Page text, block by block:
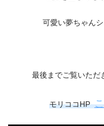
可愛い夢ちゃん
最後までご覧いただ
モリココHP